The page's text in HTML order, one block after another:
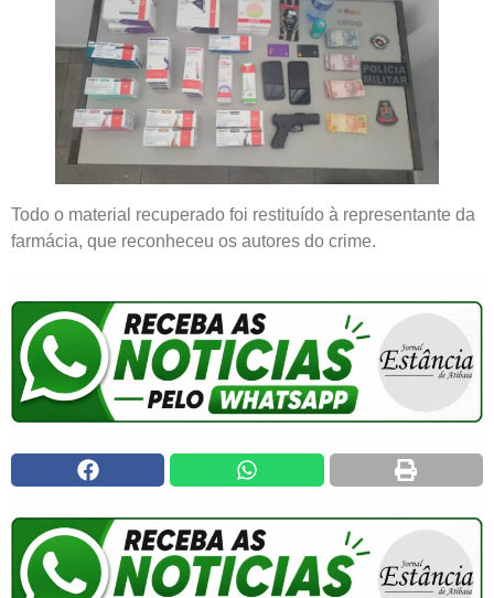
Todo o material recuperado foi restituído à representante da
farmácia, que reconheceu os autores do crime.